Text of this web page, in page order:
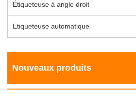
Étiqueteuse à angle droit
Etiqueteuse automatique
Nouveaux produits